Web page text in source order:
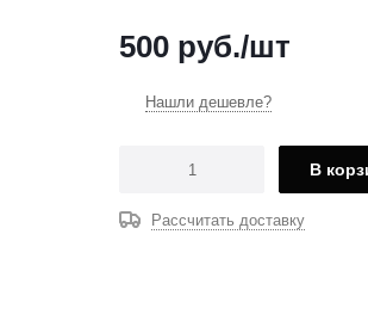
500 руб./шт
Нашли дешевле?
В
Рассчитать доставку